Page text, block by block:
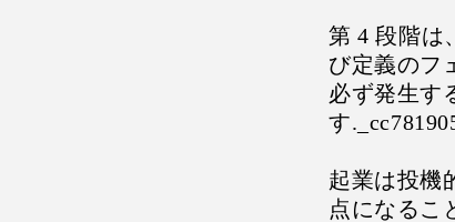
第 4 段階は
び定義のフ
必ず発生す
す
起業は投機
点になるこ